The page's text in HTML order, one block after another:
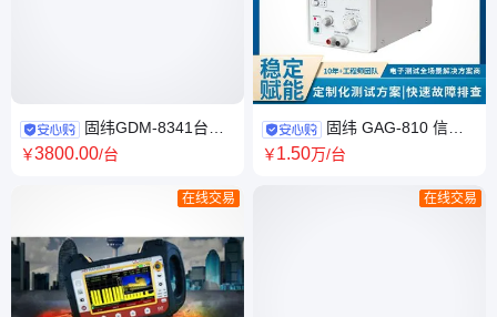
固纬GDM-8341台式
数字万用表 双显五位半高精度
￥3800.00/台
在线交易
固纬 GAG-810 信号
发生器 低失真正弦波方波输出
￥1.50万/台
在线交易